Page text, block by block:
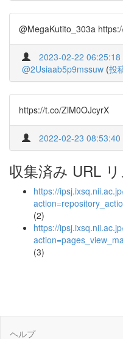
@MegaKutito_303a
2023-02-22 06:25:18
@2Usiaab5p9mssuw (投
https://t.co/ZlM0OJcyrX
2022-02-23 08:53:40
収集済み URL リ
https://
(2)
https://
(3)
ヘルプ